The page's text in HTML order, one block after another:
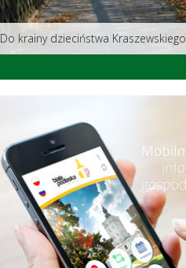
Do krainy dzieciństwa Kraszewskiego